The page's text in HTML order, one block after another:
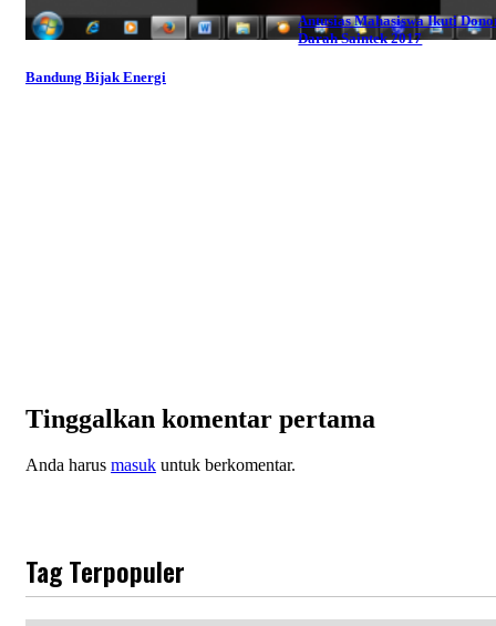
Bandung Bijak Energi
Antusias Mahasiswa Ikuti
Darah Saintek 2017
Tinggalkan komentar pertama
Anda harus masuk untuk berkomentar.
Tag Terpopuler